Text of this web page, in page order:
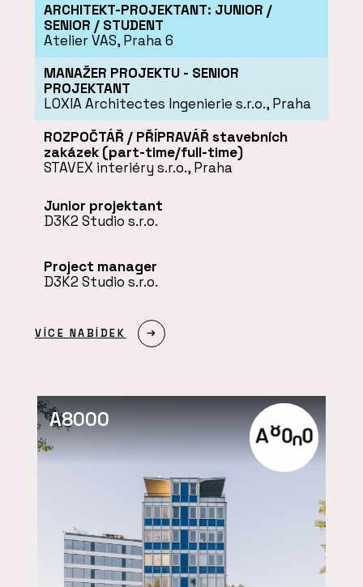
ARCHITEKT-PROJEKTANT: JUNIOR /
SENIOR / STUDENT
Atelier VAS, Praha 6
MANAŽER PROJEKTU - SENIOR
PROJEKTANT
LOXIA Architectes Ingenierie s.r.o., Praha
ROZPOČTÁŘ / PŘÍPRAVÁŘ stavebních
zakázek (part-time/full-time)
STAVEX interiéry s.r.o., Praha
Junior projektant
D3K2 Studio s.r.o.
Project manager
D3K2 Studio s.r.o.
VÍCE NABÍDEK
A8000